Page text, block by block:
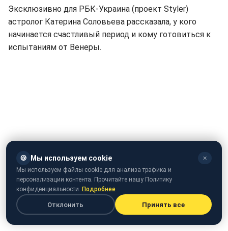
Эксклюзивно для РБК-Украина (проект Styler)
астролог Катерина Соловьева рассказала, у кого
начинается счастливый период и кому готовиться к
испытаниям от Венеры.
🍪 Мы используем cookie ✕
Мы используем файлы cookie для анализа трафика и
персонализации контента. Прочитайте нашу Политику
конфиденциальности. Подробнее
Отклонить Принять все